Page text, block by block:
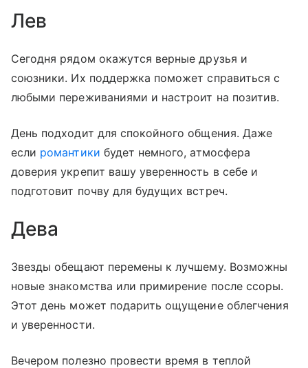
Лев
Сегодня рядом окажутся верные друзья и
союзники. Их поддержка поможет справиться с
любыми переживаниями и настроит на позитив.
День подходит для спокойного общения. Даже
если романтики будет немного, атмосфера
доверия укрепит вашу уверенность в себе и
подготовит почву для будущих встреч.
Дева
Звезды обещают перемены к лучшему. Возможны
новые знакомства или примирение после ссоры.
Этот день может подарить ощущение облегчения
и уверенности.
Вечером полезно провести время в теплой